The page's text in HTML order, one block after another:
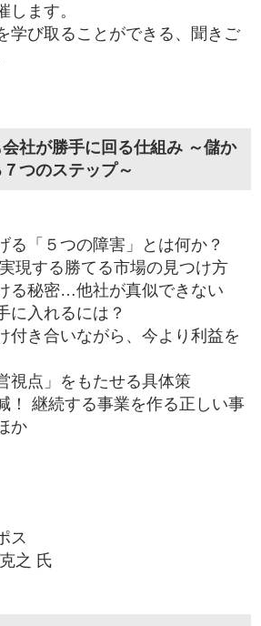
します。
学び取ることができる、聞きご
社が勝手に回る仕組み ～儲か
つのステップ～
る「５つの障害」とは何か？
現する勝てる市場の見つけ方
る秘密…他社が真似できない
に入れるには？
付き合いながら、今より利益を
視点」をもたせる具体策
！ 継続する事業を作る正しい事
か
ス
之 氏